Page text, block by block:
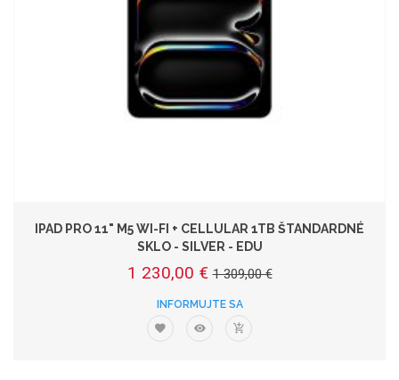
IPAD PRO 11" M5 WI-FI + CELLULAR 1TB ŠTANDARDNÉ
SKLO - SILVER - EDU
1 230,00 € 1 309,00 €
INFORMUJTE SA